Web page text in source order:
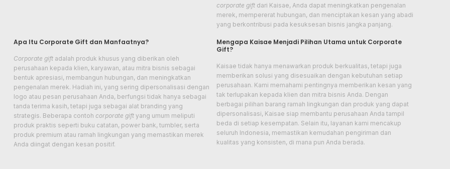
Apa Itu Corporate Gift dan Manfaatnya?
Corporate gift adalah produk khusus yang diberikan oleh
perusahaan kepada klien, karyawan, atau mitra bisnis sebagai
bentuk apresiasi, membangun hubungan, dan meningkatkan
pengenalan merek. Hadiah ini, yang sering dipersonalisasi dengan
logo atau pesan perusahaan Anda, berfungsi tidak hanya sebagai
tanda terima kasih, tetapi juga sebagai alat branding yang
strategis. Beberapa contohcorporate gift yang umum meliputi
produk praktis seperti buku catatan, power bank, tumbler, serta
produk premium atau ramah lingkungan yang memastikan merek
Anda diingat dengan kesan positif.
corporate giftdari Kaisae, Anda dapat meningkatkan pengenalan
merek, mempererat hubungan, dan menciptakan kesan yang abadi
yang berkontribusi pada kesuksesan bisnis jangka panjang.
Mengapa Kaisae Menjadi Pilihan Utama untuk Corporate
Gift?
Kaisae tidak hanya menawarkan produk berkualitas, tetapi juga
memberikan solusi yang disesuaikan dengan kebutuhan setiap
perusahaan. Kami memahami pentingnya memberikan kesan yang
tak terlupakan kepada klien dan mitra bisnis Anda. Dengan
berbagai pilihan barang ramah lingkungan dan produk yang dapat
dipersonalisasi, Kaisae siap membantu perusahaan Anda tampil
beda di setiap kesempatan. Selain itu, layanan kami mencakup
seluruh Indonesia, memastikan kemudahan pengiriman dan
kualitas yang konsisten, di mana pun Anda berada.